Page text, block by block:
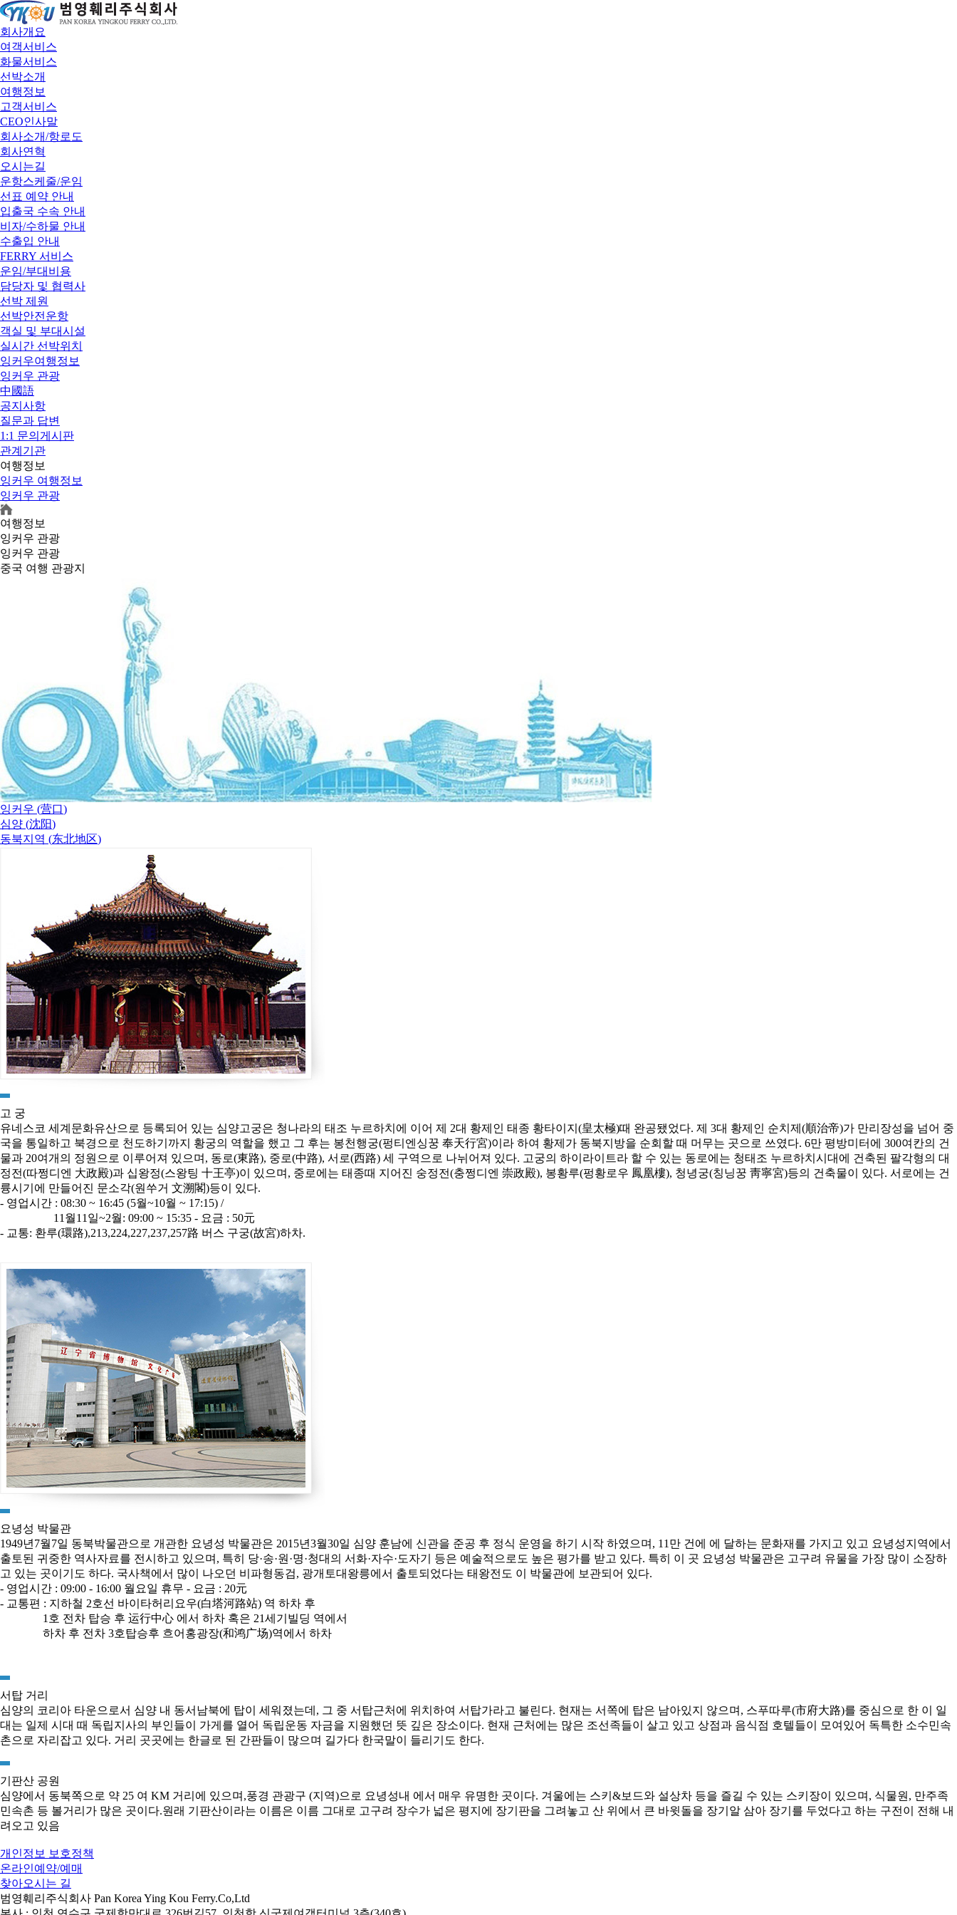
회사개요
여객서비스
화물서비스
선박소개
여행정보
고객서비스
CEO인사말
회사소개/항로도
회사연혁
오시는길
운항스케줄/운임
선표 예약 안내
입출국 수속 안내
비자/수하물 안내
수출입 안내
FERRY 서비스
운임/부대비용
담당자 및 협력사
선박 제원
선박안전운항
객실 및 부대시설
실시간 선박위치
잉커우여행정보
잉커우 관광
中國語
공지사항
질문과 답변
1:1 문의게시판
관계기관
여행정보
잉커우 여행정보
잉커우 관광
여행정보
잉커우 관광
잉커우 관광
중국 여행 관광지
잉커우 (营口)
심양 (沈阳)
동북지역 (东北地区)
고 궁
유네스코 세계문화유산으로 등록되어 있는 심양고궁은 청나라의 태조 누르하치에 이어 제 2대 황제인 태종 황타이지(皇太極)때 완공됐었다. 제 3대 황제인 순치제(順治帝)가 만리장성을 넘어 중
국을 통일하고 북경으로 천도하기까지 황궁의 역할을 했고 그 후는 봉천행궁(펑티엔싱꿍 奉天行宮)이라 하여 황제가 동북지방을 순회할 때 머무는 곳으로 쓰였다. 6만 평방미터에 300여칸의 건
물과 20여개의 정원으로 이루어져 있으며, 동로(東路), 중로(中路), 서로(西路) 세 구역으로 나뉘어져 있다. 고궁의 하이라이트라 할 수 있는 동로에는 청태조 누르하치시대에 건축된 팔각형의 대
정전(따쩡디엔 大政殿)과 십왕정(스왕팅 十王亭)이 있으며, 중로에는 태종때 지어진 숭정전(충쩡디엔 崇政殿), 봉황루(펑황로우 鳳凰樓), 청녕궁(칭닝꿍 靑寧宮)등의 건축물이 있다. 서로에는 건
륭시기에 만들어진 문소각(원쑤거 文溯閣)등이 있다.
- 영업시간 : 08:30 ~ 16:45 (5월~10월 ~ 17:15) /
11월11일~2월: 09:00 ~ 15:35 - 요금 : 50元
- 교통: 환루(環路),213,224,227,237,257路 버스 구궁(故宮)하차.
요녕성 박물관
1949년7월7일 동북박물관으로 개관한 요녕성 박물관은 2015년3월30일 심양 훈남에 신관을 준공 후 정식 운영을 하기 시작 하였으며, 11만 건에 에 달하는 문화재를 가지고 있고 요녕성지역에서
출토된 귀중한 역사자료를 전시하고 있으며, 특히 당·송·원·명·청대의 서화·자수·도자기 등은 예술적으로도 높은 평가를 받고 있다. 특히 이 곳 요녕성 박물관은 고구려 유물을 가장 많이 소장하
고 있는 곳이기도 하다. 국사책에서 많이 나오던 비파형동검, 광개토대왕릉에서 출토되었다는 태왕전도 이 박물관에 보관되어 있다.
- 영업시간 : 09:00 - 16:00 월요일 휴무 - 요금 : 20元
- 교통편 : 지하철 2호선 바이타허리요우(白塔河路站) 역 하차 후
1호 전차 탑승 후 运行中心 에서 하차 혹은 21세기빌딩 역에서
하차 후 전차 3호탑승후 흐어홍광장(和鸿广场)역에서 하차
서탑 거리
심양의 코리아 타운으로서 심양 내 동서남북에 탑이 세워졌는데, 그 중 서탑근처에 위치하여 서탑가라고 불린다. 현재는 서쪽에 탑은 남아있지 않으며, 스푸따루(市府大路)를 중심으로 한 이 일
대는 일제 시대 때 독립지사의 부인들이 가게를 열어 독립운동 자금을 지원했던 뜻 깊은 장소이다. 현재 근처에는 많은 조선족들이 살고 있고 상점과 음식점 호텔들이 모여있어 독특한 소수민속
촌으로 자리잡고 있다. 거리 곳곳에는 한글로 된 간판들이 많으며 길가다 한국말이 들리기도 한다.
기판산 공원
심양에서 동북쪽으로 약 25 여 KM 거리에 있으며,풍경 관광구 (지역)으로 요녕성내 에서 매우 유명한 곳이다. 겨울에는 스키&보드와 설상차 등을 즐길 수 있는 스키장이 있으며, 식물원, 만주족
민속촌 등 볼거리가 많은 곳이다.원래 기판산이라는 이름은 이름 그대로 고구려 장수가 넓은 평지에 장기판을 그려놓고 산 위에서 큰 바윗돌을 장기알 삼아 장기를 두었다고 하는 구전이 전해 내
려오고 있음
개인정보 보호정책
온라인예약/예매
찾아오시는 길
범영훼리주식회사 Pan Korea Ying Kou Ferry.Co,Ltd